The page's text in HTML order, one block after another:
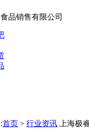
品销售有限公司
首页 > 行业资讯 上海极